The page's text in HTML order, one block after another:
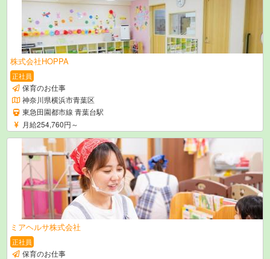
株式会社HOPPA
正社員
保育のお仕事
神奈川県横浜市青葉区
東急田園都市線 青葉台駅
月給254,760円～
ミアヘルサ株式会社
正社員
保育のお仕事